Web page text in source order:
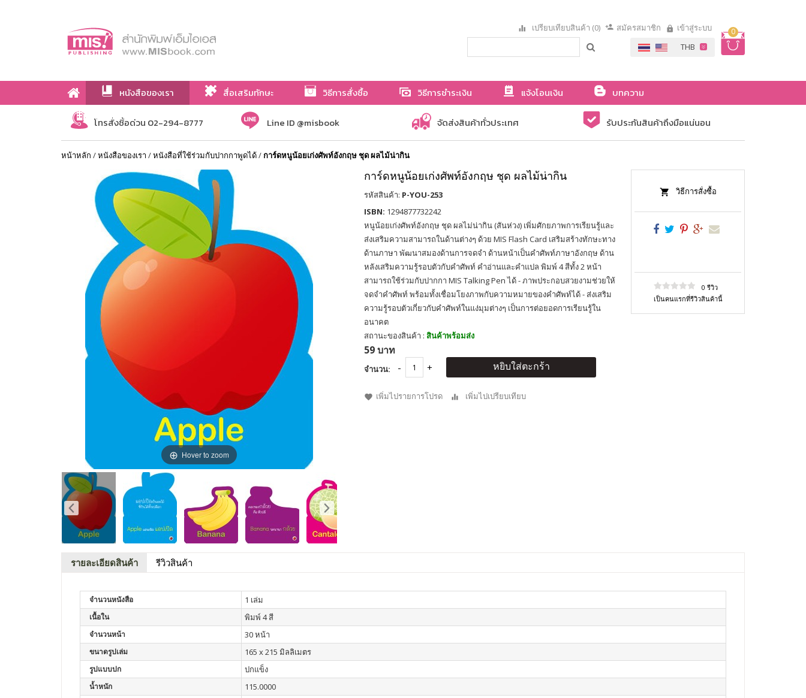
0
เปรียบเทียบสินค้า (0) สมัครสมาชิก เข้าสู่ระบบ
หนังสือของเรา สื่อเสริมทักษะ วิธีการสั่งซื้อ วิธีการชำระเงิน แจ้งโอนเงิน
บทความ
เกี่ยวกับเรา
โทรสั่งซื้อด่วน 02-294-8777 Line ID @misbook จัดส่งสินค้าทั่วประเทศ รับประกันสินค้าถึงมือแน่นอน
หน้าหลัก /หนังสือของเรา /หนังสือที่ใช้ร่วมกับปากกาพูดได้/การ์ดหนูน้อยเก่งศัพท์อังกฤษ ชุด ผลไม้น่ากิน
Hover to zoom
การ์ดหนูน้อยเก่งศัพท์อังกฤษ ชุด ผลไม้น่ากิน
รหัสสินค้า: P-YOU-253
ISBN: 1294877732242
หนูน้อยเก่งศัพท์อังกฤษ ชุด ผลไม่น่ากิน (สันห่วง) เพิ่มศักยภาพการเรียนรู้และ
ส่งเสริมความสามารถในด้านต่างๆ ด้วย MIS Flash Card เสริมสร้างทักษะทาง
ด้านภาษา พัฒนาสมองด้านการจดจำ ด้านหน้าเป็นคำศัพท์ภาษาอังกฤษ ด้าน
หลังเสริมความรู้รอบตัวกับคำศัพท์ คำอ่านและคำแปล พิมพ์ 4 สีทั้ง 2 หน้า
สามารถใช้ร่วมกับปากกา MIS Talking Pen ได้ - ภาพประกอบสวยงามช่วยให้
จดจำคำศัพท์ พร้อมทั้งเชื่อมโยงภาพกับความหมายของคำศัพท์ได้ - ส่งเสริม
ความรู้รอบตัวเกี่ยวกับคำศัพท์ในแง่มุมต่างๆ เป็นการต่อยอดการเรียนรู้ใน
อนาคต
สถานะของสินค้า : สินค้าพร้อมส่ง
59 บาท
จำนวน: หยิบใส่ตะกร้า
เพิ่มไปรายการโปรด เพิ่มไปเปรียบเทียบ
วิธีการสั่งซื้อ
0 รีวิว
เป็นคนแรกที่รีวิวสินค้านี้
รายละเอียดสินค้า รีวิวสินค้า
จำนวนหนังสือ 1 เล่ม
เนื้อใน พิมพ์ 4 สี
จำนวนหน้า 30 หน้า
ขนาดรูปเล่ม 165 x 215 มิลลิเมตร
รูปแบบปก ปกแข็ง
น้ำหนัก 115.0000